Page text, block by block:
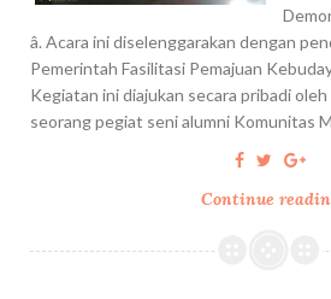
â. Acara ini diselenggarakan dengan
Pemerintah Fasilitasi Pemajuan
Kegiatan ini diajukan secara pribadi
seorang pegiat seni alumni Komunitas
Continue